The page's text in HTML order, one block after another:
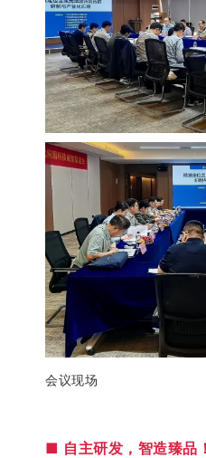
会议现场
■ 自主研发，智造臻品！